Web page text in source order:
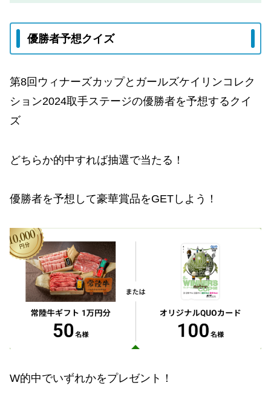
優勝者予想クイズ
第8回ウィナーズカップとガールズケイリンコレク
ション2024取手ステージの優勝者を予想するクイ
ズ
どちらか的中すれば抽選で当たる！
優勝者を予想して豪華賞品をGETしよう！
W的中でいずれかをプレゼント！